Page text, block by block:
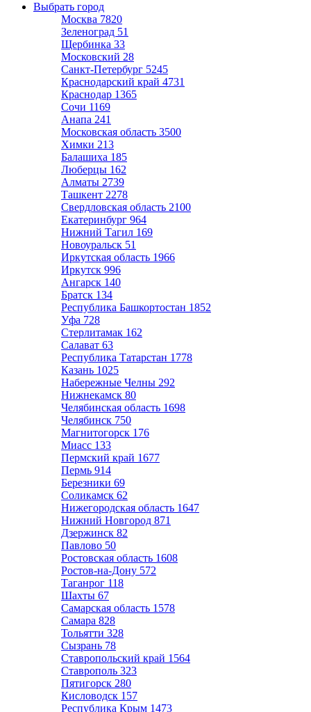
Выбрать город
Москва 7820
Зеленоград 51
Щербинка 33
Московский 28
Санкт-Петербург 5245
Краснодарский край 4731
Краснодар 1365
Сочи 1169
Анапа 241
Московская область 3500
Химки 213
Балашиха 185
Люберцы 162
Алматы 2739
Ташкент 2278
Свердловская область 2100
Екатеринбург 964
Нижний Тагил 169
Новоуральск 51
Иркутская область 1966
Иркутск 996
Ангарск 140
Братск 134
Республика Башкортостан 1852
Уфа 728
Стерлитамак 162
Салават 63
Республика Татарстан 1778
Казань 1025
Набережные Челны 292
Нижнекамск 80
Челябинская область 1698
Челябинск 750
Магнитогорск 176
Миасс 133
Пермский край 1677
Пермь 914
Березники 69
Соликамск 62
Нижегородская область 1647
Нижний Новгород 871
Дзержинск 82
Павлово 50
Ростовская область 1608
Ростов-на-Дону 572
Таганрог 118
Шахты 67
Самарская область 1578
Самара 828
Тольятти 328
Сызрань 78
Ставропольский край 1564
Ставрополь 323
Пятигорск 280
Кисловодск 157
Республика Крым 1473